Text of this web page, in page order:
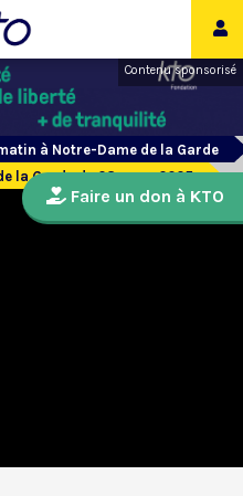
Contenu sponsorisé
à Notre-Dame de la Garde
la Garde du 28 mars 2025
Faire un don à KTO